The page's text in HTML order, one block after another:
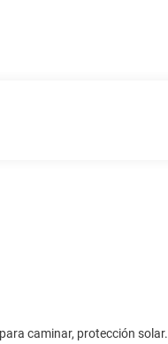
caminar, protección solar.